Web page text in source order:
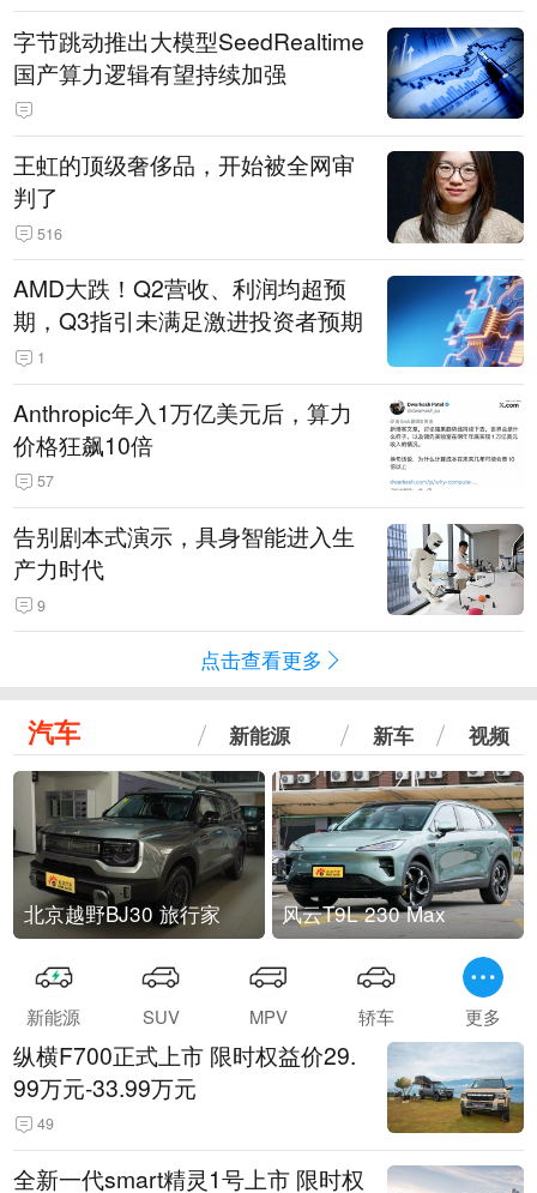
字节跳动推出大模型SeedRealtime
国产算力逻辑有望持续加强
王虹的顶级奢侈品，开始被全网审
判了
516
AMD大跌！Q2营收、利润均超预
期，Q3指引未满足激进投资者预期
1
Anthropic年入1万亿美元后，算力
价格狂飙10倍
57
告别剧本式演示，具身智能进入生
产力时代
9
点击查看更多
汽车 新能源 新车 视频
北京越野BJ30 旅行家 风云T9L 230 Max
新能源 SUV MPV 轿车 更多
纵横F700正式上市 限时权益价29.
99万元-33.99万元
49
全新一代smart精灵1号上市 限时权